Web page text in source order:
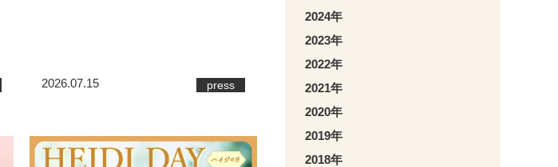
2026.07.15 press
2024年
2023年
2022年
2021年
2020年
2019年
2018年